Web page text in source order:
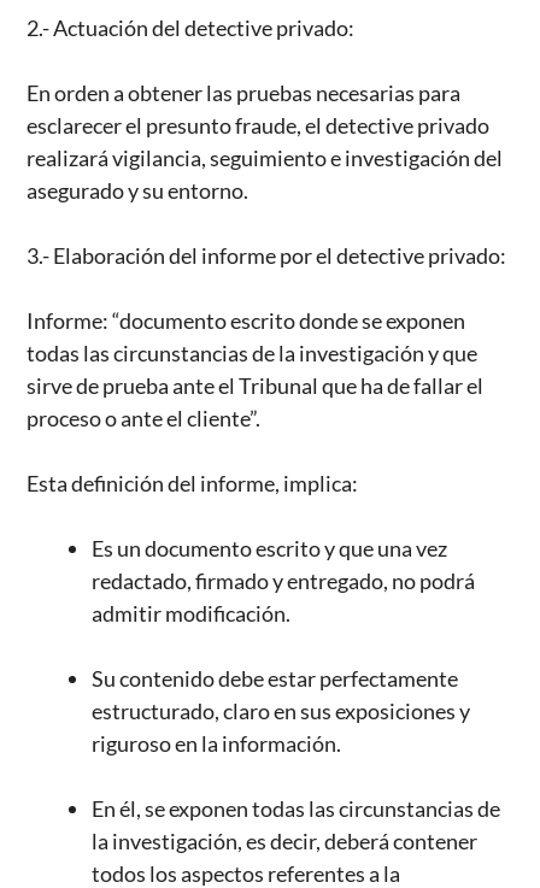
2.- Actuación del detective privado:
En orden a obtener las pruebas necesarias para
esclarecer el presunto fraude, el detective privado
realizará vigilancia, seguimiento e investigación del
asegurado y su entorno.
3.- Elaboración del informe por el detective privado:
Informe: “documento escrito donde se exponen
todas las circunstancias de la investigación y que
sirve de prueba ante el Tribunal que ha de fallar el
proceso o ante el cliente”.
Esta definición del informe, implica:
Es un documento escrito y que una vez
redactado, firmado y entregado, no podrá
admitir modificación.
Su contenido debe estar perfectamente
estructurado, claro en sus exposiciones y
riguroso en la información.
En él, se exponen todas las circunstancias de
la investigación, es decir, deberá contener
todos los aspectos referentes a la